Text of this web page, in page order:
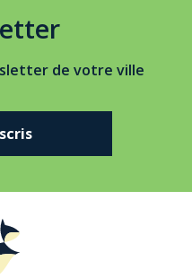
de votre ville